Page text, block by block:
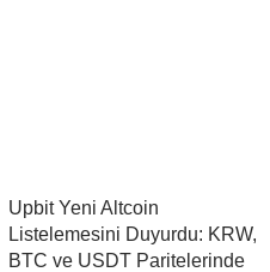
Upbit Yeni Altcoin
Listelemesini Duyurdu: KRW,
BTC ve USDT Paritelerinde